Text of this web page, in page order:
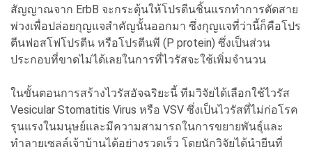
สัญญาณจาก ErbB จะกระตุ้นให้โปรตีนชิ้นแรกทำการตัดสาย
พ่วงเพื่อปล่อยกุญแจสำคัญนั้นออกมา ซึ่งกุญแจที่ว่านี้ก็คือโปร
ตีนฟอสโฟโปรตีน หรือโปรตีนพี (P protein) ซึ่งเป็นส่วน
ประกอบที่ขาดไม่ได้เลยในการที่ไวรัสจะใช้เพิ่มจำนวน
ในขั้นตอนการสร้างไวรัสอัจฉริยะนี้ ทีมวิจัยได้เลือกใช้ไวรัส
Vesicular Stomatitis Virus หรือ VSV ซึ่งเป็นไวรัสที่ไม่ก่อโรค
รุนแรงในมนุษย์และมีความสามารถในการขยายพันธุ์และ
ทำลายเซลล์เจ้าบ้านได้อย่างรวดเร็ว โดยนักวิจัยได้นำยีนที่